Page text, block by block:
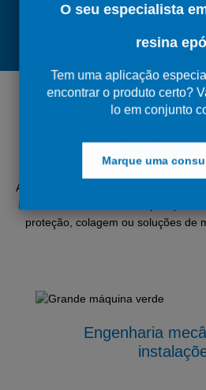
Ver
Visão geral
As Soluções Epóxi WEICON são
inúmeras indústrias – sempre que
proteção, colagem ou soluções de
Engenharia
O seu especialista
resina
Tem uma aplicação
encontrar o produto certo?
lo em conjunto
Marque uma